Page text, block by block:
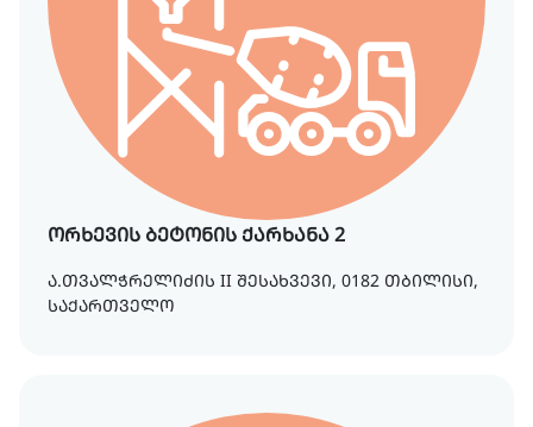
ორხევის ბეტონის ქარხანა 2
ა.თვალჭრელიძის II შესახვევი, 0182 თბილისი,
საქართველო